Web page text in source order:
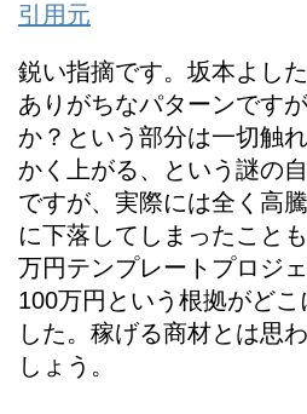
引用元
鋭い指摘です。坂本よし
ありがちなパターンです
か？という部分は一切触
かく上がる、という謎の
ですが、実際には全く高
に下落してしまったこと
万円テンプレートプロジ
100万円という根拠がど
した。稼げる商材とは思
しょう。